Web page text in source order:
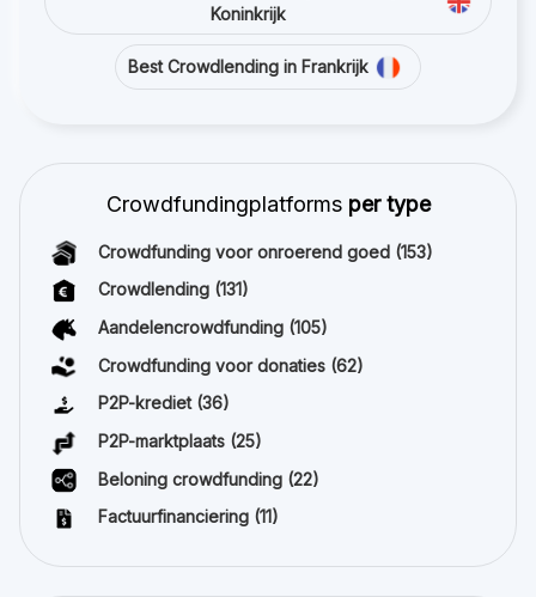
Koninkrijk
Best Crowdlending in Frankrijk
Crowdfundingplatforms per type
Crowdfunding voor onroerend goed (153)
Crowdlending (131)
Aandelencrowdfunding (105)
Crowdfunding voor donaties (62)
P2P-krediet (36)
P2P-marktplaats (25)
Beloning crowdfunding (22)
Factuurfinanciering (11)